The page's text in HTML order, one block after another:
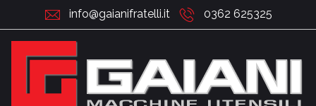
info@gaianifratelli.it 0362 625325